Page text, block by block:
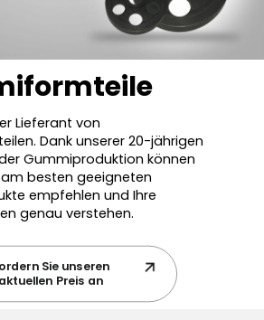
Lieferant von
Dank unserer 20-jährigen
Gummiproduktion können
besten geeigneten
empfehlen und Ihre
genau verstehen.
Sie unseren
aktuellen Preis an